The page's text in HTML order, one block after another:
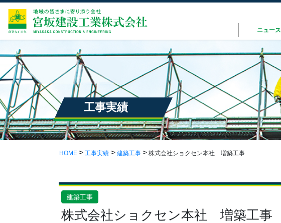
ニュース
工事実績
HOME 工事実績 建築工事 株式会社ショクセン本社 増築工事
建築工事
株式会社ショクセン本社 増築工事